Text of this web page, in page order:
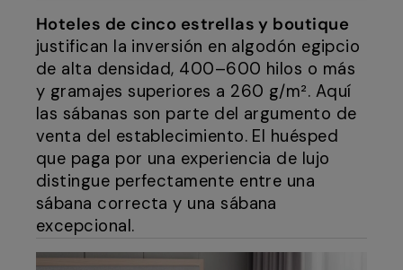
Hoteles de cinco estrellas y boutique
justifican la inversión en algodón egipcio
de alta densidad, 400–600 hilos o más
y gramajes superiores a 260 g/m². Aquí
las sábanas son parte del argumento de
venta del establecimiento. El huésped
que paga por una experiencia de lujo
distingue perfectamente entre una
sábana correcta y una sábana
excepcional.